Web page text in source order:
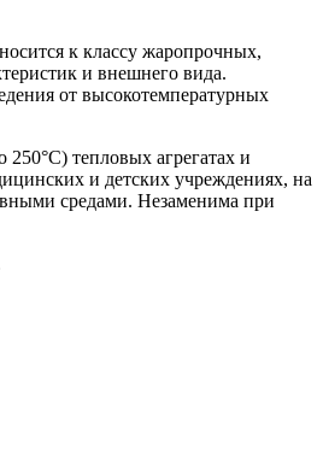
к классу жаропрочных,
и внешнего вида.
от высокотемпературных
тепловых агрегатах и
и детских учреждениях, на
средами. Незаменима при